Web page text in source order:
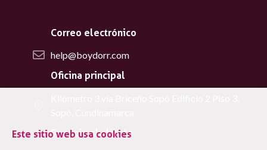
Correo electrónico
help@boydorr.com
Oficina principal
Servicio al cliente
Este sitio web usa cookies